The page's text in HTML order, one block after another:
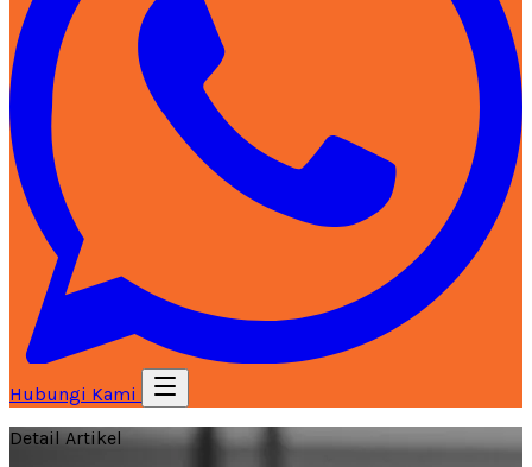
Hubungi Kami
Detail Artikel